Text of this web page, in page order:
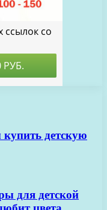
детскую
для детской